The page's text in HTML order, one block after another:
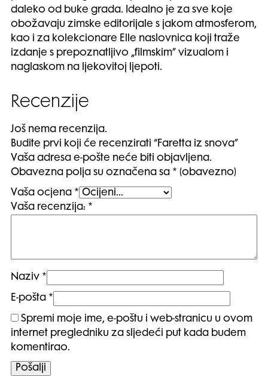
daleko od buke grada. Idealno je za sve koje
obožavaju zimske editorijale s jakom atmosferom,
kao i za kolekcionare Elle naslovnica koji traže
izdanje s prepoznatljivo „filmskim” vizualom i
naglaskom na ljekovitoj ljepoti.
Recenzije
Još nema recenzija.
Budite prvi koji će recenzirati “Faretta iz snova”
Vaša adresa e-pošte neće biti objavljena.
Obavezna polja su označena sa * (obavezno)
Vaša ocjena *
Vaša recenzija: *
Naziv *
E-pošta *
Spremi moje ime, e-poštu i web-stranicu u ovom
internet pregledniku za sljedeći put kada budem
komentirao.